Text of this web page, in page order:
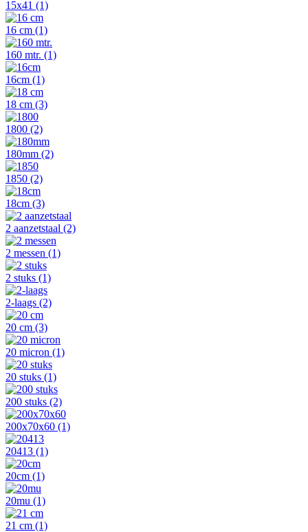
15x41 (1)
16 cm (1)
160 mtr. (1)
16cm (1)
18 cm (3)
1800 (2)
180mm (2)
1850 (2)
18cm (3)
2 aanzetstaal (2)
2 messen (1)
2 stuks (1)
2-laags (2)
20 cm (3)
20 micron (1)
20 stuks (1)
200 stuks (2)
200x70x60 (1)
20413 (1)
20cm (1)
20mu (1)
21 cm (1)